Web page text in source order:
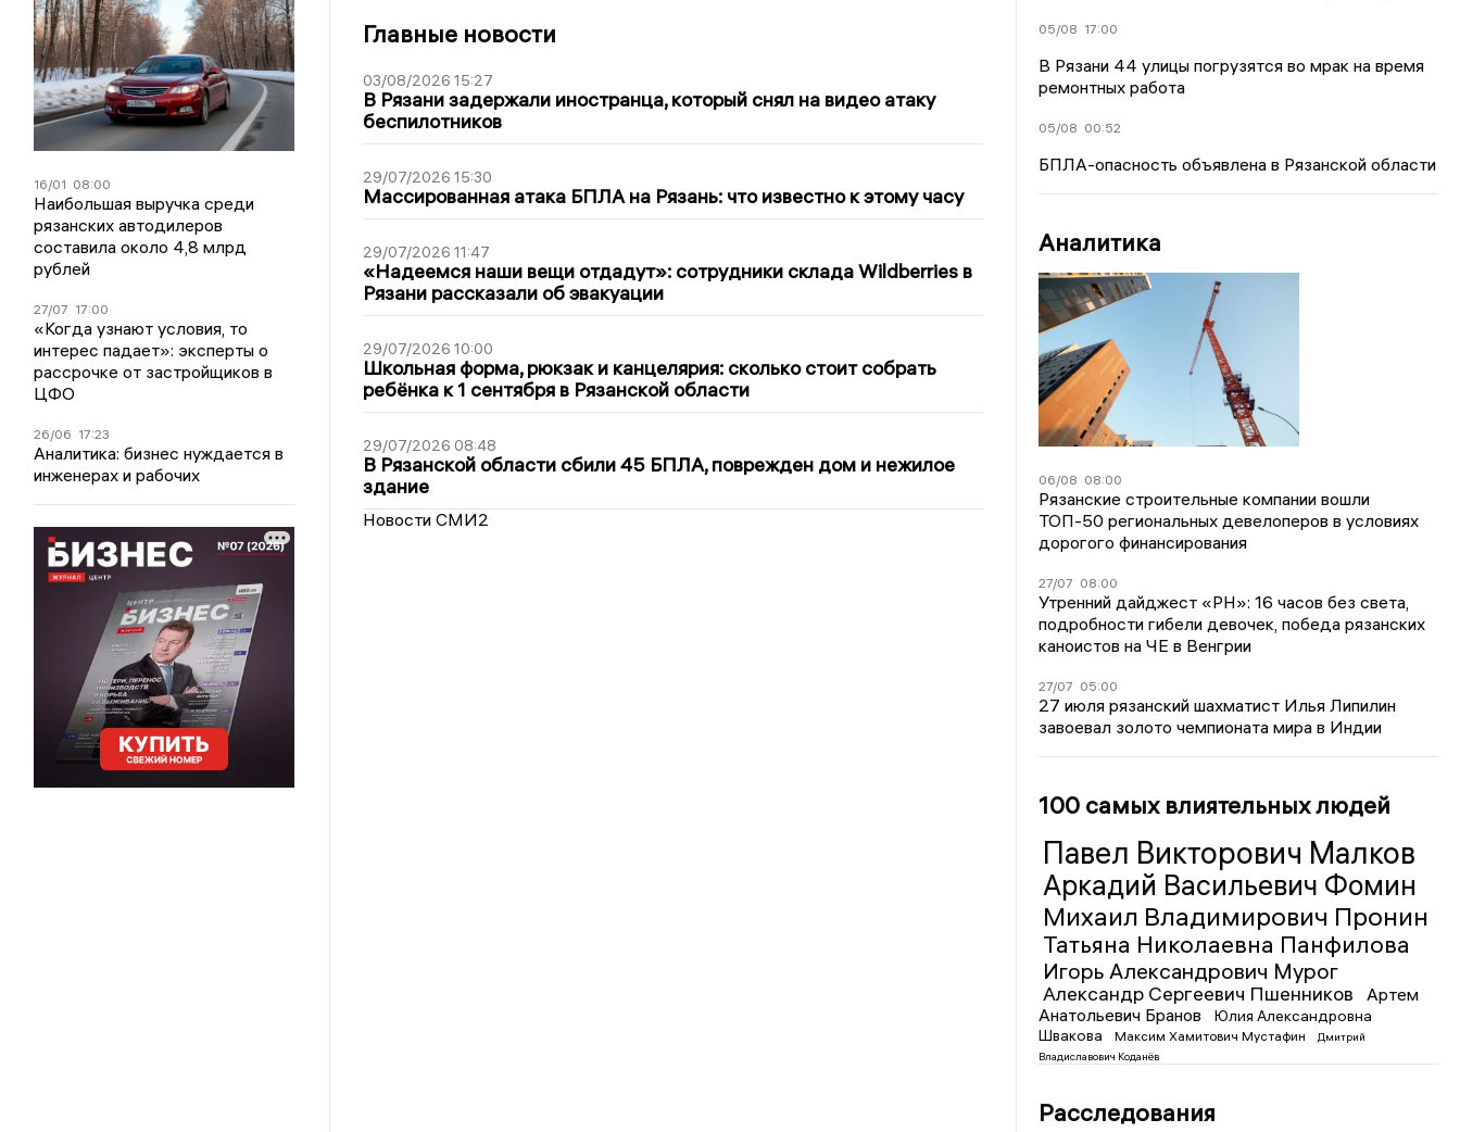
16/01 08:00
Наибольшая выручка среди
рязанских автодилеров
составила около 4,8 млрд
рублей
27/07 17:00
«Когда узнают условия, то
интерес падает»: эксперты о
рассрочке от застройщиков в
ЦФО
26/06 17:23
Аналитика: бизнес нуждается в
инженерах и рабочих
Главные новости
03/08/2026 15:27
В Рязани задержали иностранца, который снял на видео атаку
беспилотников
29/07/2026 15:30
Массированная атака БПЛА на Рязань: что известно к этому часу
29/07/2026 11:47
«Надеемся наши вещи отдадут»: сотрудники склада Wildberries в
Рязани рассказали об эвакуации
29/07/2026 10:00
Школьная форма, рюкзак и канцелярия: сколько стоит собрать
ребёнка к 1 сентября в Рязанской области
29/07/2026 08:48
В Рязанской области сбили 45 БПЛА, поврежден дом и нежилое
здание
Новости СМИ2
05/08 17:00
В Рязани 44 улицы погрузятся во мрак на время
ремонтных работа
05/08 00:52
БПЛА-опасность объявлена в Рязанской области
Аналитика
06/08 08:00
Рязанские строительные компании вошли
ТОП-50 региональных девелоперов в условиях
дорогого финансирования
27/07 08:00
Утренний дайджест «РН»: 16 часов без света,
подробности гибели девочек, победа рязанских
каноистов на ЧЕ в Венгрии
27/07 05:00
27 июля рязанский шахматист Илья Липилин
завоевал золото чемпионата мира в Индии
100 самых влиятельных людей
Павел Викторович Малков
Аркадий Васильевич Фомин
Михаил Владимирович Пронин
Татьяна Николаевна Панфилова
Игорь Александрович Мурог
Александр Сергеевич Пшенников
Артем
Анатольевич Бранов
Юлия Александровна
Швакова
Максим Хамитович Мустафин
Дмитрий
Владиславович Коданёв
Расследования